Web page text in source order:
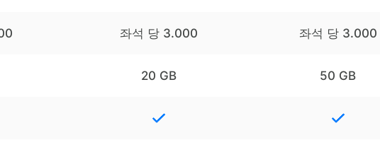
좌석 당 3.000 좌석 당 3.000
20 GB 50 GB